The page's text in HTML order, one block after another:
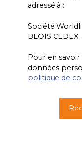
adressé à :
Société
BLOIS CEDEX.
Pour en
données
politique de